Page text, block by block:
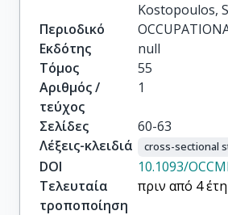
Kostopoulos, S
Περιοδικό
Εκδότης
null
Τόμος
55
Αριθμός /
τεύχος
1
Σελίδες
60-63
Λέξεις-κλειδιά
cross-sectional
DOI
10.1093/
Τελευταία
τροποποίηση
πριν από 4 έτη